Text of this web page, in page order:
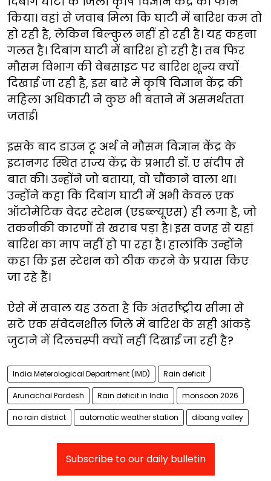
किया। वहां से जवाब मिला कि घाटी में बारिश कम तो
हो रही है, लेकिन बिल्कुल नहीं हो रही है। यह कहना
गलत है। दिबांग घाटी में बारिश हो रही है। तब फिर
मौसम विभाग की वेबसाइट पर बारिश शून्य क्यों
दिखाई जा रही हैै, इस बारे में कृषि विज्ञान केंद्र की
महिला अधिकारी ने कुछ भी बताने में असमर्थतता
जताई।
इसके बाद डाउन टू अर्थ ने मौसम विज्ञान केंद्र के
इटानगर स्थित राज्य केंद्र के प्रभारी डॉ. ए संदीप से
बात की। उन्होंने जो बताया, वो चौंकाने वाला था।
उन्होंने कहा कि दिबांग घाटी में अभी केवल एक
ऑटोमेटिक वेदर स्टेशन (एडब्ल्यूएस) ही लगा है, जो
तकनीकी कारणों से खराब पड़ा है। इस वजह से यहां
बारिश का माप नहीं हो पा रहा है। हालांकि उन्होंने
कहा कि इस स्टेशन को ठीक करने के प्रयास किए
जा रहे हैं।
ऐसे में सवाल यह उठता है कि अंतर्राष्ट्रीय सीमा से
सटे एक संवेदनशील जिले में बारिश के सही आंकड़े
जुटाने में दिलचस्पी क्यों नहीं दिखाई जा रही है?
India Meterological Department (IMD) Rain deficit
Arunachal Pardesh Rain deficit in India monsoon 2026
no rain district automatic weather station dibang valley
Subscribe to our daily bulletin